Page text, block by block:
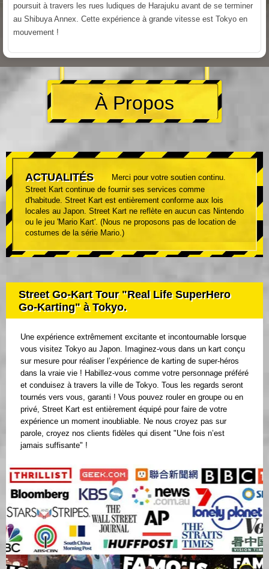
poursuit à travers les rues ludiques de Harajuku avant de se terminer
au Shibuya Annex. Cette expérience à grande vitesse est Tokyo en
mouvement !
À Propos
ACTUALITÉS
Merci pour votre soutien continu.
Street Kart continue de fournir ses services comme
d'habitude. Street Kart est entièrement conforme aux lois
locales au Japon. Street Kart ne reflète en aucun cas Nintendo
ou le jeu 'Mario Kart'. (Nous ne proposons pas de location de
costumes de la série Mario.)
Street Go-Kart Tour "Real Life SuperHero
Go-Karting" à Tokyo.
Une expérience extrêmement excitante et incontournable lorsque
vous visitez Tokyo au Japon. Imaginez-vous dans un kart conçu
sur mesure pour réaliser l’expérience de karting de super-héros
dans la vraie vie ! Habillez-vous comme votre personnage préféré
et conduisez à travers la ville de Tokyo. Tous les regards seront
tournés vers vous, garanti ! Vous pouvez rouler en groupe ou en
privé, Street Kart est entièrement équipé pour faire de votre
expérience un moment inoubliable. Ne nous croyez pas sur
parole, croyez nos clients fidèles qui disent "Une fois n’est
jamais suffisante" !